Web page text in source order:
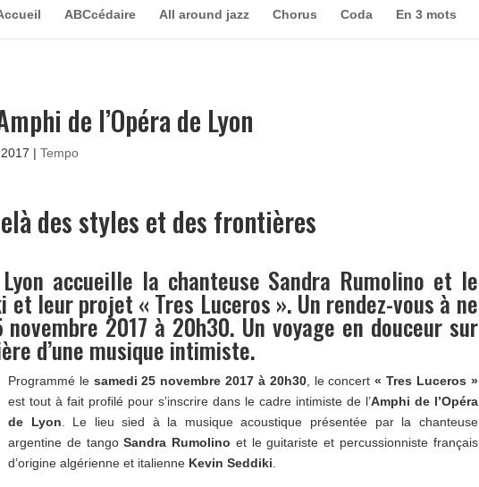
ABCcédaire All around jazz Chorus Coda En 3 mots
de l’Opéra de Lyon
| Tempo
des styles et des frontières
Lyon accueille la chanteuse Sandra Rumolino et le
leur projet « Tres Luceros ». Un rendez-vous à ne
2017 à 20h30. Un voyage en douceur sur
d’une musique intimiste.
Programmé le samedi 25 novembre 2017 à 20h30, le concert« Tres Luceros »
est tout à fait profilé pour s’inscrire dans le cadre intimiste de l’Amphi de l’Opéra
de Lyon . Le lieu sied à la musique acoustique présentée par la chanteuse
argentine de tangoSandra Rumolino et le guitariste et percussionniste français
d’origine algérienne et italienne Kevin Seddiki